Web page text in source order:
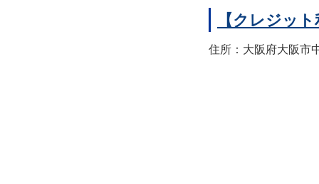
【クレジッ
住所：大阪府大阪市